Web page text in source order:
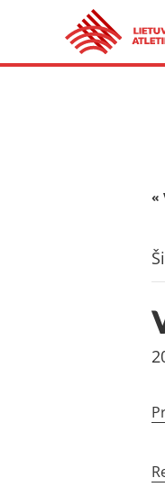
«